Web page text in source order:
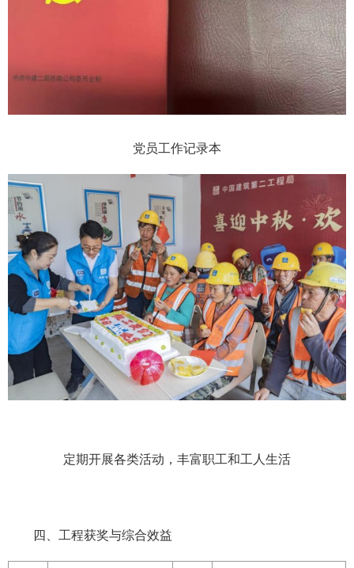
党员工作记录本
定期开展各类活动，丰富职工和工人生活
四、工程获奖与综合效益